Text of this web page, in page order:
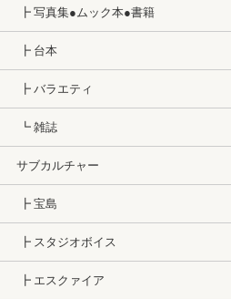
┣ 写真集●ムック本●書籍
┣ 台本
┣ バラエティ
┗ 雑誌
サブカルチャー
┣ 宝島
┣ スタジオボイス
┣ エスクァイア